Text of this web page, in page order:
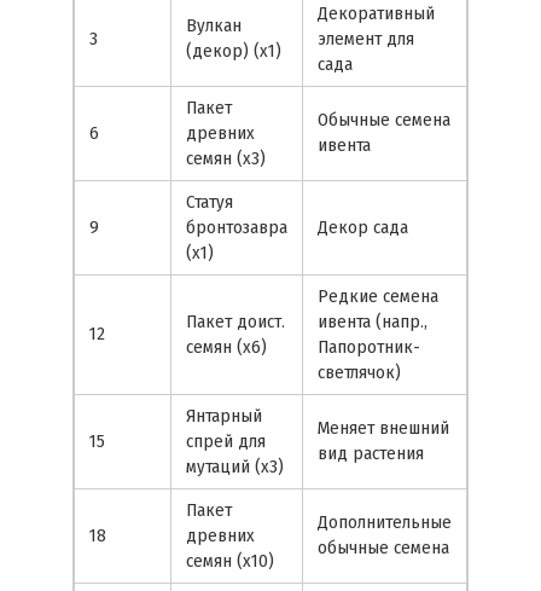
3
Вулкан
(декор) (x1)
Декоративный
элемент для
сада
6
Пакет
древних
семян (x3)
Обычные семена
ивента
9
Статуя
бронтозавра
(x1)
Декор сада
12
Пакет доист.
семян (x6)
Редкие семена
ивента (напр.,
Папоротник-
светлячок)
15
Янтарный
спрей для
мутаций (x3)
Меняет внешний
вид растения
18
Пакет
древних
семян (x10)
Дополнительные
обычные семена